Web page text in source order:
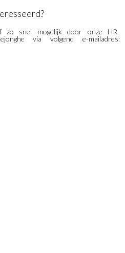
zo snel mogelijk door onze HR-
via volgend e-mailadres: